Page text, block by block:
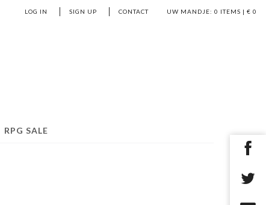
UW MANDJE: 0 ITEMS | € 0
LOG IN SIGN UP CONTACT
RPG SALE